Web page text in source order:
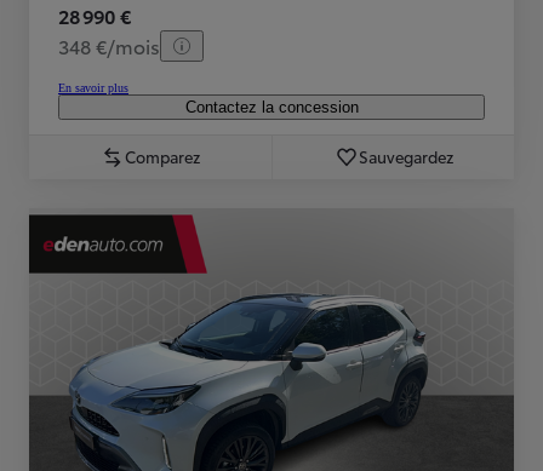
28 990 €
348 €/mois
En savoir plus
Contactez la concession
Comparez Sauvegardez